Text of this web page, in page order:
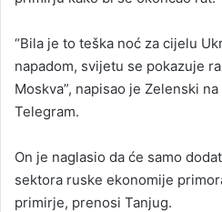
a
l
“Bila je to teška noć za cijelu
napadom, svijetu se pokazuje
Moskva”, napisao je Zelenski
Telegram.
On je naglasio da će samo
sektora ruske ekonomije
primirje, prenosi Tanjug.